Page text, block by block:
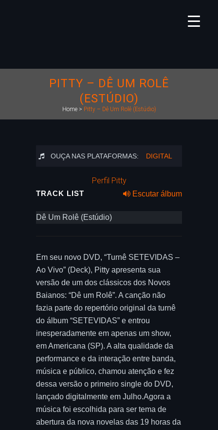
PITTY – DÊ UM ROLÊ
(ESTÚDIO)
Home> Pitty – Dê Um Rolê (Estúdio)
OUÇA NAS PLATAFORMAS: DIGITAL
Perfil Pitty
TRACK LIST Escutar álbum
Dê Um Rolê (Estúdio)
Em seu novo DVD, “Turnê SETEVIDAS –
Ao Vivo” (Deck), Pitty apresenta sua
versão de um dos clássicos dos Novos
Baianos: “Dê um Rolê”. A canção não
fazia parte do repertório original da turnê
do álbum “SETEVIDAS” e entrou
inesperadamente em apenas um show,
em Americana (SP). A alta qualidade da
performance e da interação entre banda,
música e público, chamou atenção e fez
dessa versão o primeiro single do DVD,
lançado digitalmente em Julho.Agora a
música foi escolhida para ser tema de
abertura da nova novelas das 19 horas da